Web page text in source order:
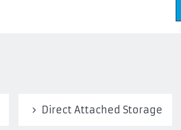
Direct Attached Storage